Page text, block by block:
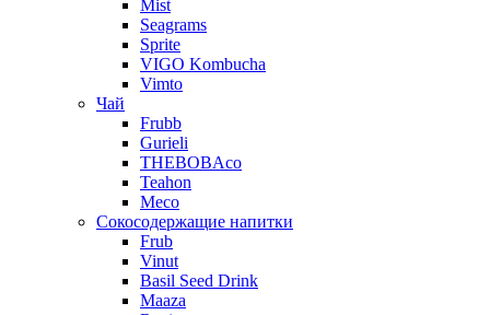
Mist
Seagrams
Sprite
VIGO Kombucha
Vimto
Чай
Frubb
Gurieli
THEBOBAco
Teahon
Meco
Сокосодержащие напитки
Frub
Vinut
Basil Seed Drink
Maaza